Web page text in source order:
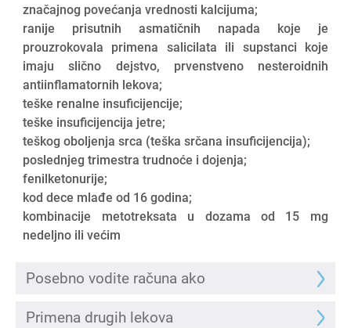
značajnog povećanja vrednosti kalcijuma;
ranije prisutnih asmatičnih napada koje je
prouzrokovala primena salicilata ili supstanci koje
imaju slično dejstvo, prvenstveno nesteroidnih
antiinflamatornih lekova;
teške renalne insuficijencije;
teške insuficijencija jetre;
teškog oboljenja srca (teška srčana insuficijencija);
poslednjeg trimestra trudnoće i dojenja;
fenilketonurije;
kod dece mlađe od 16 godina;
kombinacije metotreksata u dozama od 15 mg
nedeljno ili većim
Posebno vodite računa ako
Primena drugih lekova